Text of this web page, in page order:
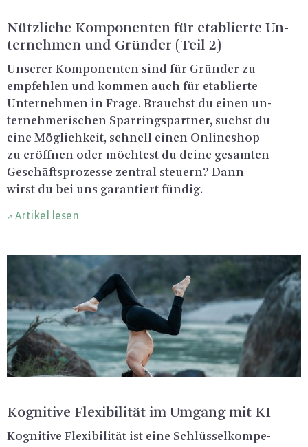
Nütz­li­che Kom­po­nen­ten für eta­blier­te Un­
ter­neh­men und Grün­der (Teil 2)
Un­se­rer Kom­po­nen­ten sind für Grün­der zu
emp­feh­len und kom­men auch für eta­blier­te
Un­ter­neh­men in Frage. Brauchst du einen un­
ter­neh­me­ri­schen Spar­rings­part­ner, suchst du
eine Mög­lich­keit, schnell einen On­line­shop
zu er­öff­nen oder möch­test du deine ge­sam­ten
Ge­schäfts­pro­zes­se zen­tral steu­ern? Dann
wirst du bei uns ga­ran­tiert fün­dig.
Artikel lesen
Ko­gni­ti­ve Fle­xi­bi­li­tät im Um­gang mit KI
Ko­gni­ti­ve Fle­xi­bi­li­tät ist eine Schlüs­sel­kom­pe­